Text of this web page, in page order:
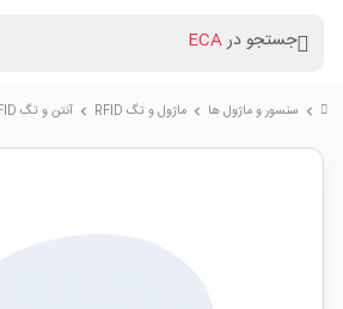
جستجو درECA
chevron_right سنسور و ماژول ها chevron_right ماژول و تگ RFID chevron_right آنتن و تگ RFID